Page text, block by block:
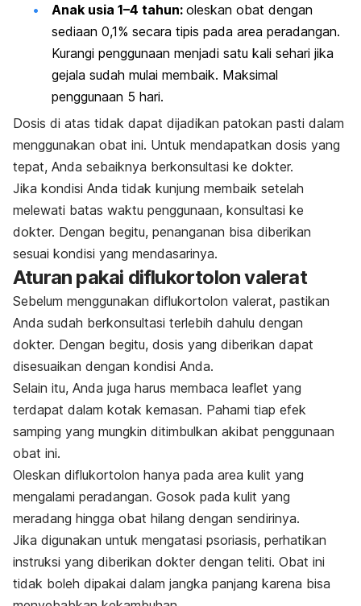
Anak usia 1–4 tahun: oleskan obat dengan
sediaan 0,1% secara tipis pada area peradangan.
Kurangi penggunaan menjadi satu kali sehari jika
gejala sudah mulai membaik. Maksimal
penggunaan 5 hari.
Dosis di atas tidak dapat dijadikan patokan pasti dalam
menggunakan obat ini. Untuk mendapatkan dosis yang
tepat, Anda sebaiknya berkonsultasi ke dokter.
Jika kondisi Anda tidak kunjung membaik setelah
melewati batas waktu penggunaan, konsultasi ke
dokter. Dengan begitu, penanganan bisa diberikan
sesuai kondisi yang mendasarinya.
Aturan pakai diflukortolon valerat
Sebelum menggunakan diflukortolon valerat, pastikan
Anda sudah berkonsultasi terlebih dahulu dengan
dokter. Dengan begitu, dosis yang diberikan dapat
disesuaikan dengan kondisi Anda.
Selain itu, Anda juga harus membaca leaflet yang
terdapat dalam kotak kemasan. Pahami tiap efek
samping yang mungkin ditimbulkan akibat penggunaan
obat ini.
Oleskan diflukortolon hanya pada area kulit yang
mengalami peradangan. Gosok pada kulit yang
meradang hingga obat hilang dengan sendirinya.
Jika digunakan untuk mengatasi psoriasis, perhatikan
instruksi yang diberikan dokter dengan teliti. Obat ini
tidak boleh dipakai dalam jangka panjang karena bisa